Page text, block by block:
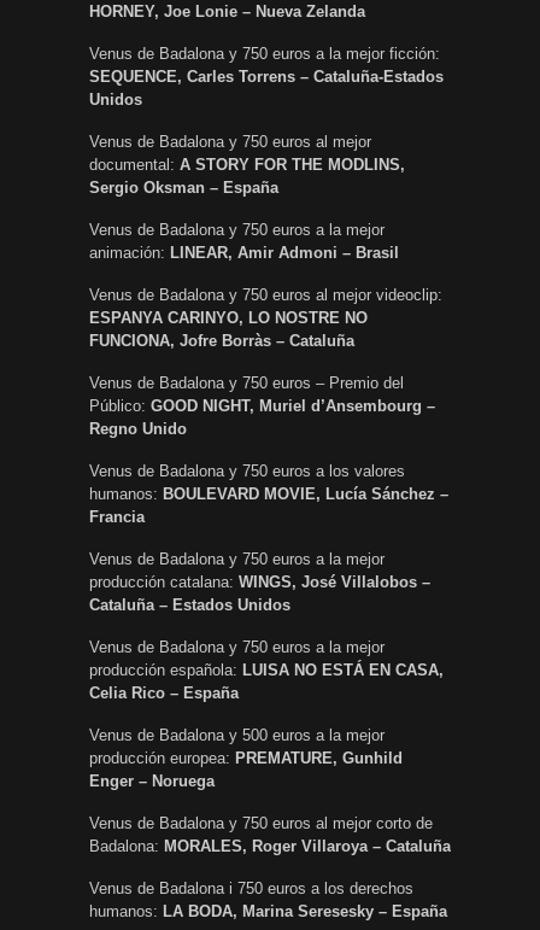
HORNEY, Joe Lonie – Nueva Zelanda
Venus de Badalona y 750 euros a la mejor ficción:
SEQUENCE, Carles Torrens – Cataluña-Estados
Unidos
Venus de Badalona y 750 euros al mejor
documental: A STORY FOR THE MODLINS,
Sergio Oksman – España
Venus de Badalona y 750 euros a la mejor
animación: LINEAR, Amir Admoni – Brasil
Venus de Badalona y 750 euros al mejor videoclip:
ESPANYA CARINYO, LO NOSTRE NO
FUNCIONA, Jofre Borràs – Cataluña
Venus de Badalona y 750 euros – Premio del
Público: GOOD NIGHT, Muriel d’Ansembourg –
Regno Unido
Venus de Badalona y 750 euros a los valores
humanos: BOULEVARD MOVIE, Lucía Sánchez –
Francia
Venus de Badalona y 750 euros a la mejor
producción catalana: WINGS, José Villalobos –
Cataluña – Estados Unidos
Venus de Badalona y 750 euros a la mejor
producción española: ­­­­­­­­­­­­­ LUISA NO ESTÁ EN CASA,
Celia Rico – España
Venus de Badalona y 500 euros a la mejor
producción europea: PREMATURE, Gunhild
Enger – Noruega
Venus de Badalona y 750 euros al mejor corto de
Badalona: MORALES, Roger Villaroya – Cataluña
Venus de Badalona i 750 euros a los derechos
humanos: LA BODA, Marina Seresesky – España